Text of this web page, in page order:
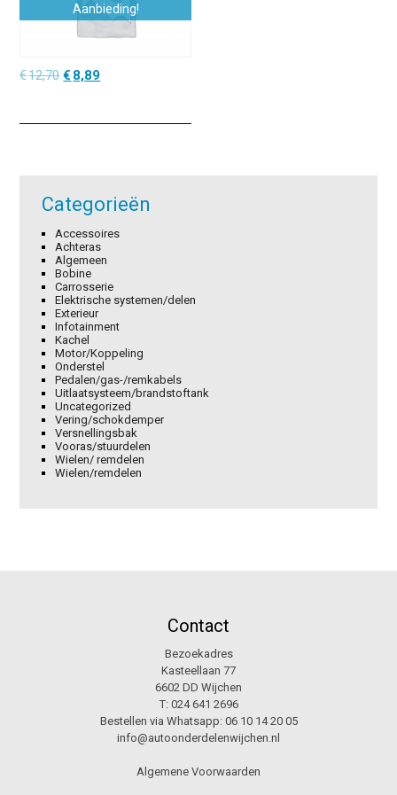
Aanbieding!
€12,70Oorspronkelijke
€12,70.
€ 8,89Huidige
€8,89.
Categorieën
Accessoires
Achteras
Algemeen
Bobine
Carrosserie
Elektrische systemen/delen
Exterieur
Infotainment
Kachel
Motor/Koppeling
Onderstel
Pedalen/gas-/remkabels
Uitlaatsysteem/brandstoftank
Uncategorized
Vering/schokdemper
Versnellingsbak
Vooras/stuurdelen
Wielen/ remdelen
Wielen/remdelen
Contact
Bezoekadres
Kasteellaan 77
6602 DD Wijchen
T: 024 641 2696
Bestellen via Whatsapp: 06 10 14 20 05
info@autoonderdelenwijchen.nl
Algemene Voorwaarden